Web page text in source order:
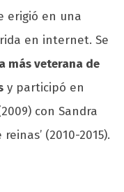
erigió en una
en internet. Se
más veterana de
y participó en
con Sandra
(2010-2015).